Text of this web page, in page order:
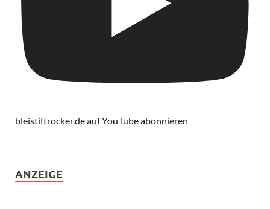
bleistiftrocker.de auf YouTube abonnieren
ANZEIGE